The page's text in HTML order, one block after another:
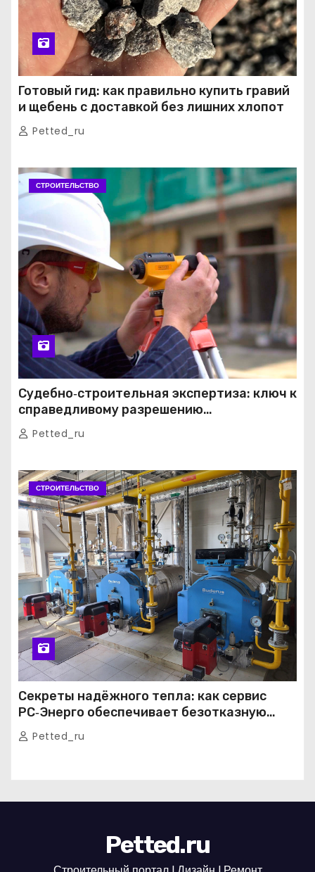
Готовый гид: как правильно купить гравий
и щебень с доставкой без лишних хлопот
Petted_ru
СТРОИТЕЛЬСТВО
Судебно‑строительная экспертиза: ключ к
справедливому разрешению
строительных споров
Petted_ru
СТРОИТЕЛЬСТВО
Секреты надёжного тепла: как сервис
РС‑Энерго обеспечивает безотказную
работу котельных в Москве и Подмосковье
Petted_ru
Petted.ru